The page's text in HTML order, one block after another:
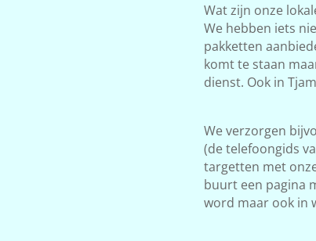
Wat zijn onze
We hebben iets
pakketten
komt te staan
dienst. Ook in
We verzorgen
(de telefoongids
targetten met
buurt een pagina
word maar ook in